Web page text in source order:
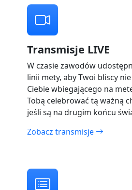
Transmisje LIVE
W czasie zawodów
linii mety, aby Twoi bliscy
Ciebie wbiegającego na
Tobą celebrować tą ważną
jeśli są na drugim końcu
Zobacz transmisje